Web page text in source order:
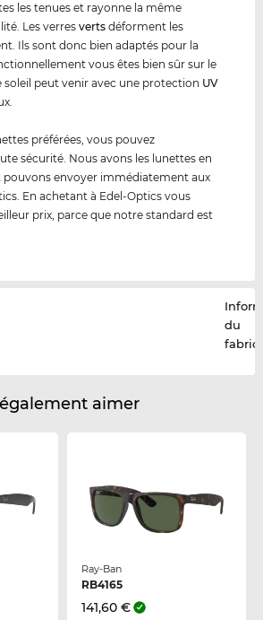
les tenues et rayonne la même
Les verresverts déforment les
Ils sont donc bien adaptés pour la
vous êtes bien sûr sur le
soleil peut venir avec une protection UV
préférées, vous pouvez
sécurité. Nous avons les lunettes en
pouvons envoyer immédiatement aux
En achetant à Edel-Optics vous
prix, parce que notre standard est
du
aimer
Ray-Ban
RB4165
141,60 €